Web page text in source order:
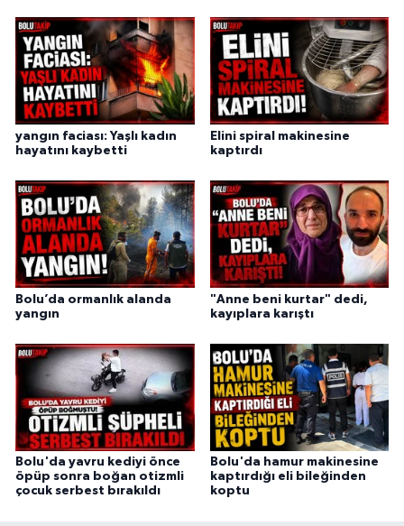
yangın faciası: Yaşlı kadın
hayatını kaybetti
Elini spiral makinesine
kaptırdı
Bolu’da ormanlık alanda
yangın
"Anne beni kurtar" dedi,
kayıplara karıştı
Bolu'da yavru kediyi önce
öpüp sonra boğan otizmli
çocuk serbest bırakıldı
Bolu'da hamur makinesine
kaptırdığı eli bileğinden
koptu